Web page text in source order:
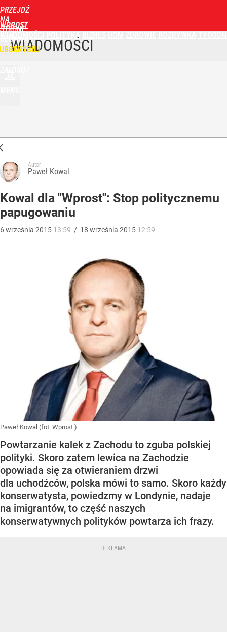
PRZEJDŹ
NA
STRONĘ
GŁÓWNĄ
WPROST
POLITYKA
WIADOMOŚCI
Autor:
Paweł Kowal
Kowal dla "Wprost": Stop politycznemu
papugowaniu
6września 2015 13:59 / 18 września 2015 12:59
Paweł Kowal (fot. Wprost )
Powtarzanie kalek z Zachodu to zguba polskiej
polityki. Skoro zatem lewica na Zachodzie
opowiada się za otwieraniem drzwi
dla uchodźców, polska mówi to samo. Skoro każdy
konserwatysta, powiedzmy w Londynie, nadaje
na imigrantów, to część naszych
konserwatywnych polityków powtarza ich frazy.